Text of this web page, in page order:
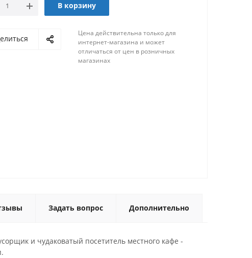
В корзину
Цена действительна только для
интернет-магазина и может
отличаться от цен в розничных
магазинах
Задать вопрос Дополнительно
и чудаковатый посетитель местного кафе -